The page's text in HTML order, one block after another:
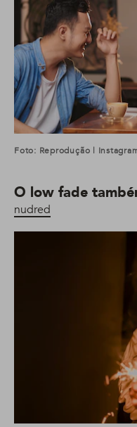
Foto: Reprodução |
O low fade
nudred